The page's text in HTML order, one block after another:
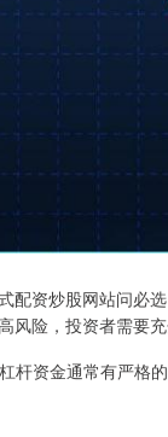
配资炒股网站问必
风险，投资者需要
杆资金通常有严格